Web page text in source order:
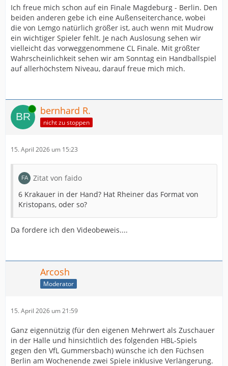
Ich freue mich schon auf ein Finale Magdeburg - Berlin. Den
beiden anderen gebe ich eine Außenseiterchance, wobei
die von Lemgo natürlich größer ist, auch wenn mit Mudrow
ein wichtiger Spieler fehlt. Je nach Auslosung sehen wir
vielleicht das vorweggenommene CL Finale. Mit größter
Wahrscheinlichkeit sehen wir am Sonntag ein Handballspiel
auf allerhöchstem Niveau, darauf freue mich mich.
Online bernhard R.
nicht zu stoppen
15. April 2026 um 15:23
Zitat von faido
6 Krakauer in der Hand? Hat Rheiner das Format von
Kristopans, oder so?
Da fordere ich den Videobeweis....
Arcosh
Moderator
15. April 2026 um 21:59
Ganz eigennützig (für den eigenen Mehrwert als Zuschauer
in der Halle und hinsichtlich des folgenden HBL-Spiels
gegen den VfL Gummersbach) wünsche ich den Füchsen
Berlin am Wochenende zwei Spiele inklusive Verlängerung.